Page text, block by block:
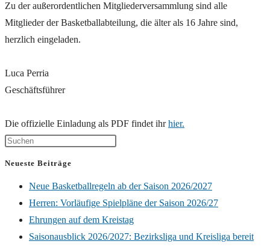
Zu der außerordentlichen Mitgliederversammlung sind alle
Mitglieder der Basketballabteilung, die älter als 16 Jahre sind,
herzlich eingeladen.
Luca Perria
Geschäftsführer
Die offizielle Einladung als PDF findet ihrhier.
Neueste Beiträge
Neue Basketballregeln ab der Saison 2026/2027
Herren: Vorläufige Spielpläne der Saison 2026/27
Ehrungen auf dem Kreistag
Saisonausblick 2026/2027: Bezirksliga und Kreisliga bereit